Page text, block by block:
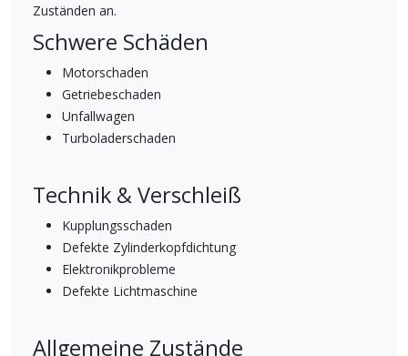
Zuständen an.
Schwere Schäden
Motorschaden
Getriebeschaden
Unfallwagen
Turboladerschaden
Technik & Verschleiß
Kupplungsschaden
Defekte Zylinderkopfdichtung
Elektronikprobleme
Defekte Lichtmaschine
Allgemeine Zustände